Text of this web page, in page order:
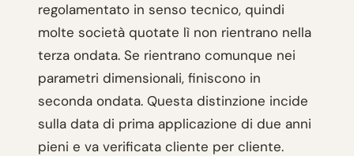
regolamentato in senso tecnico, quindi
molte società quotate lì non rientrano nella
terza ondata. Se rientrano comunque nei
parametri dimensionali, finiscono in
seconda ondata. Questa distinzione incide
sulla data di prima applicazione di due anni
pieni e va verificata cliente per cliente.